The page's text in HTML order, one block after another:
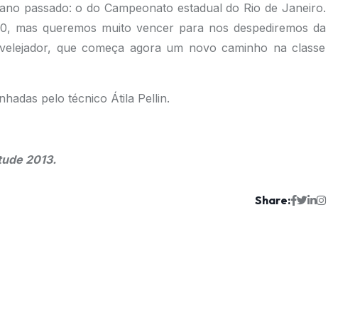
passado: o do Campeonato estadual do Rio de Janeiro.
mas queremos muito vencer para nos despediremos da
que começa agora um novo caminho na classe
pelo técnico Átila Pellin.
2013.
Share: